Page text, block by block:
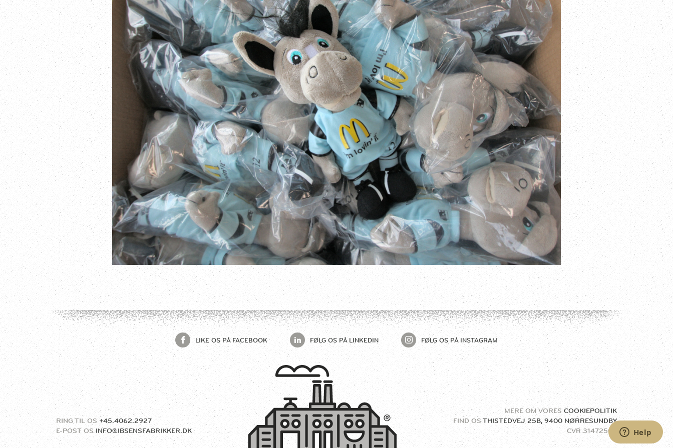
LIKE OS PÅ FACEBOOK FØLG OS PÅ LINKEDIN FØLG OS PÅ INSTAGRAM
RING TIL OS +45.4062.2927
E-POST OS INFO@IBSENSFABRIKKER.DK
MERE OM VORES COOKIEPOLITIK
FIND OS THISTEDVEJ 25B, 9400 NØRRESUNDBY
CVR 31472504